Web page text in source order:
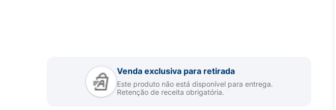
Venda exclusiva para retirada
Este produto não está disponível para entrega.
Retenção de receita obrigatória.